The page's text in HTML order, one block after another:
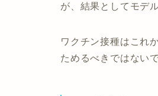
が、結果としてモデ
ワクチン接種はこれ
ためるべきではない